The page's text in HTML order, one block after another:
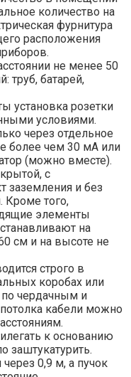
количество на
фурнитура
расположения
не менее 50
труб, батарей,
установка розетки
условиями.
через отдельное
более чем 30 мА или
(можно вместе).
с
заземления и без
Кроме того,
элементы
на
см и на высоте не
строго в
коробах или
по чердачным и
кабели можно
к основанию
заштукатурить.
0,9 м, а пучок